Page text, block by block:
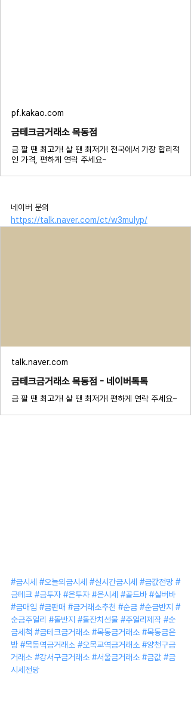
pf.kakao.com
금테크금거래소 목동점
금 팔 땐 최고가! 살 땐 최저가! 전국에서 가장 합리적
인 가격, 편하게 연락 주세요~
네이버 문의
https://talk.naver.com/ct/w3mulyp/
talk.naver.com
금테크금거래소 목동점 - 네이버톡톡
금 팔 땐 최고가! 살 땐 최저가! 편하게 연락 주세요~
#금시세 #오늘의금시세 #실시간금시세 #금값전망 #
금테크 #금투자 #은투자 #은시세 #골드바 #실버바
#금매입 #금판매 #금거래소추천 #순금 #순금반지 #
순금주얼리 #돌반지 #돌잔치선물 #주얼리제작 #순
금세척 #금테크금거래소 #목동금거래소 #목동금은
방 #목동역금거래소 #오목교역금거래소 #양천구금
거래소 #강서구금거래소 #서울금거래소 #금값 #금
시세전망